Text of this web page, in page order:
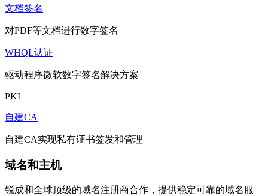
文档签名
对PDF等文档进行数字签名
WHQL认证
驱动程序微软数字签名解决方案
PKI
自建CA
自建CA实现私有证书签发和管理
域名和主机
锐成和全球顶级的域名注册商合作，提供稳定可靠的域名服